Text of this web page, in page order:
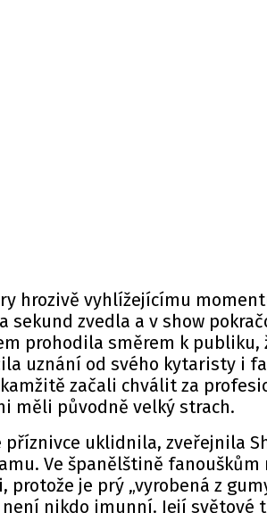
hrozivě vyhlížejícímu
sekund zvedla a v show
prohodila směrem k publiku,
uznání od svého kytaristy i
začali chválit za
měli původně velký strach.
příznivce uklidnila, zveřejnila
Ve španělštině
protože je prý „vyrobená z
nikdo imunní. Její světové